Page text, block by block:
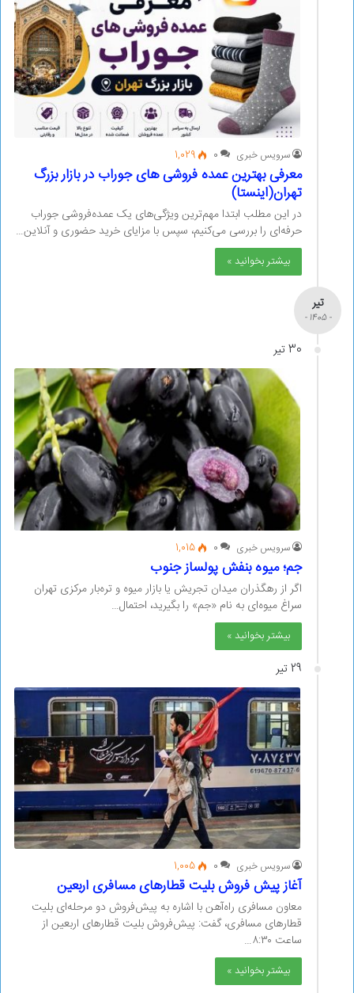
سرویس خبری 0
1,029
معرفی بهترین عمده فروشی های جوراب در بازار بزرگ
تهران(اینستا)
در این مطلب ابتدا مهم‌ترین ویژگی‌های یک عمده‌فروشی جوراب
حرفه‌ای را بررسی می‌کنیم، سپس با مزایای خرید حضوری و آنلاین…
بیشتر بخوانید »
تیر
- 1405 -
30 تیر
سرویس خبری 0
1,015
جم؛ ‌میوه بنفش پولساز جنوب
اگر از رهگذران میدان تجریش یا بازار میوه و تره‌بار مرکزی تهران
سراغ میوه‌ای به نام «جم» را بگیرید، احتمال…
بیشتر بخوانید »
29 تیر
سرویس خبری 0
1,005
آغاز پیش فروش بلیت قطار‌های مسافری اربعین
معاون مسافری راه‌آهن با اشاره به پیش‌فروش دو مرحله‌ای بلیت
قطار‌های مسافری، گفت: پیش‌فروش بلیت قطار‌های اربعین از
ساعت ۸:۳۰…
بیشتر بخوانید »